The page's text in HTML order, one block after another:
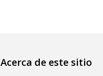
Acerca de este sitio